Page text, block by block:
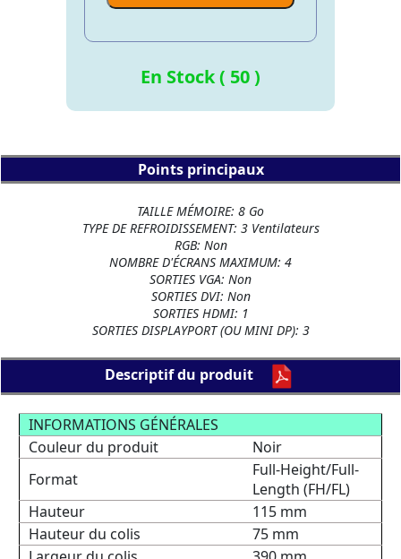
En Stock ( 50 )
Points principaux
TAILLE MÉMOIRE: 8 Go
TYPE DE REFROIDISSEMENT: 3 Ventilateurs
RGB: Non
NOMBRE D'ÉCRANS MAXIMUM: 4
SORTIES VGA: Non
SORTIES DVI: Non
SORTIES HDMI: 1
SORTIES DISPLAYPORT (OU MINI DP): 3
Descriptif du produit
INFORMATIONS GÉNÉRALES
Couleur du produit
Noir
Format
Full-Height/Full-
Length (FH/FL)
Hauteur
115 mm
Hauteur du colis
75 mm